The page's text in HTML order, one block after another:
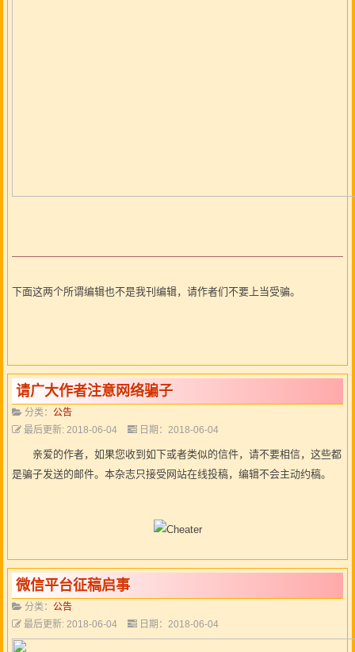
下面这两个所谓编辑也不是我刊编辑，请作者们不要上当受骗。
请广大作者注意网络骗子
分类： 公告
最后更新: 2018-06-04
日期：2018-06-04
亲爱的作者，如果您收到如下或者类似的信件，请不要相信，这些都
是骗子发送的邮件。本杂志只接受网站在线投稿，编辑不会主动约稿。
微信平台征稿启事
分类： 公告
最后更新: 2018-06-04
日期：2018-06-04